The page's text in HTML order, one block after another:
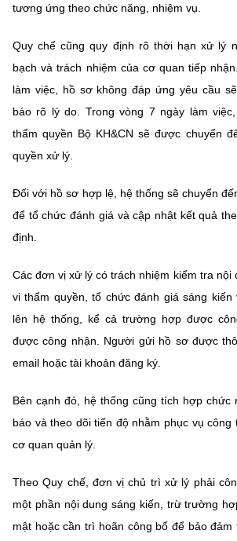
tương ứng theo chức năng, nhiệm vụ.
Quy chế cũng quy định rõ thời hạn xử lý
bạch và trách nhiệm của cơ quan tiếp
làm việc, hồ sơ không đáp ứng yêu cầu
báo rõ lý do. Trong vòng 7 ngày làm
thẩm quyền Bộ KH&CN sẽ được chuyển
quyền xử lý.
Đối với hồ sơ hợp lệ, hệ thống sẽ chuyển
để tổ chức đánh giá và cập nhật kết quả
định.
Các đơn vị xử lý có trách nhiệm kiểm tra nội
vi thẩm quyền, tổ chức đánh giá sáng
lên hệ thống, kể cả trường hợp được
được công nhận. Người gửi hồ sơ được
email hoặc tài khoản đăng ký.
Bên cạnh đó, hệ thống cũng tích hợp chức
báo và theo dõi tiến độ nhằm phục vụ công
cơ quan quản lý.
Theo Quy chế, đơn vị chủ trì xử lý phải
một phần nội dung sáng kiến, trừ trường
mật hoặc cần trì hoãn công bố để bảo